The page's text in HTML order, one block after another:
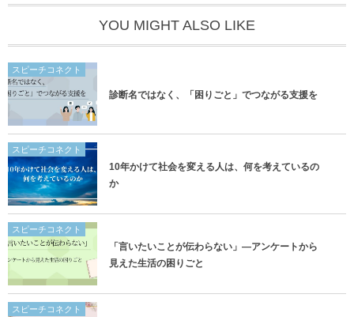
YOU MIGHT ALSO LIKE
スピーチコネクト
診断名ではなく、「困りごと」でつながる支援を
スピーチコネクト
10年かけて社会を変える人は、何を考えているの
か
スピーチコネクト
「言いたいことが伝わらない」―アンケートから
見えた生活の困りごと
スピーチコネクト